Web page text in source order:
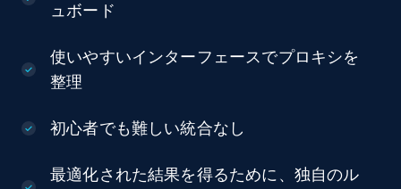
ュボード
使いやすいインターフェースでプロキシを
整理
初心者でも難しい統合なし
最適化された結果を得るために、独自のル